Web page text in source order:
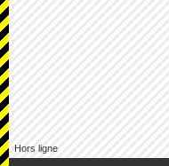
Hors ligne